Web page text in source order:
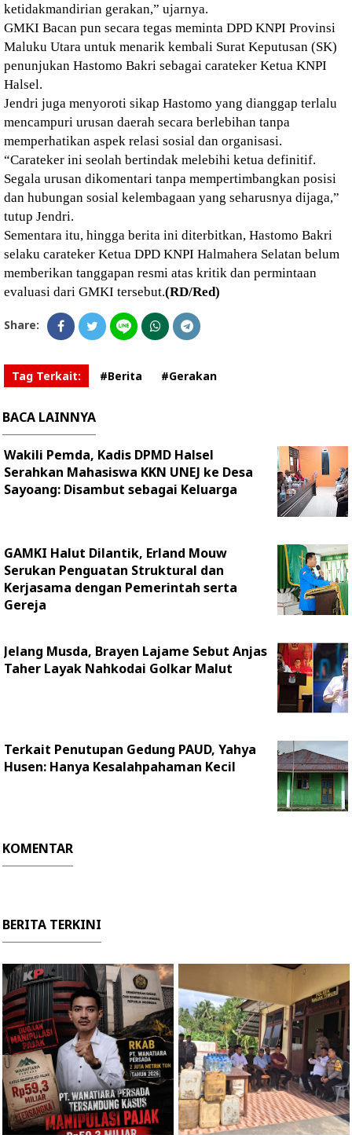
ketidakmandirian gerakan,” ujarnya.
GMKI Bacan pun secara tegas meminta DPD KNPI Provinsi
Maluku Utara untuk menarik kembali Surat Keputusan (SK)
penunjukan Hastomo Bakri sebagai carateker Ketua KNPI
Halsel.
Jendri juga menyoroti sikap Hastomo yang dianggap terlalu
mencampuri urusan daerah secara berlebihan tanpa
memperhatikan aspek relasi sosial dan organisasi.
“Carateker ini seolah bertindak melebihi ketua definitif.
Segala urusan dikomentari tanpa mempertimbangkan posisi
dan hubungan sosial kelembagaan yang seharusnya dijaga,”
tutup Jendri.
Sementara itu, hingga berita ini diterbitkan, Hastomo Bakri
selaku carateker Ketua DPD KNPI Halmahera Selatan belum
memberikan tanggapan resmi atas kritik dan permintaan
evaluasi dari GMKI tersebut.(RD/Red)
Share:
Tag Terkait: #Berita #Gerakan
BACA LAINNYA
Wakili Pemda, Kadis DPMD Halsel
Serahkan Mahasiswa KKN UNEJ ke Desa
Sayoang: Disambut sebagai Keluarga
GAMKI Halut Dilantik, Erland Mouw
Serukan Penguatan Struktural dan
Kerjasama dengan Pemerintah serta
Gereja
Jelang Musda, Brayen Lajame Sebut Anjas
Taher Layak Nahkodai Golkar Malut
Terkait Penutupan Gedung PAUD, Yahya
Husen: Hanya Kesalahpahaman Kecil
KOMENTAR
BERITA TERKINI